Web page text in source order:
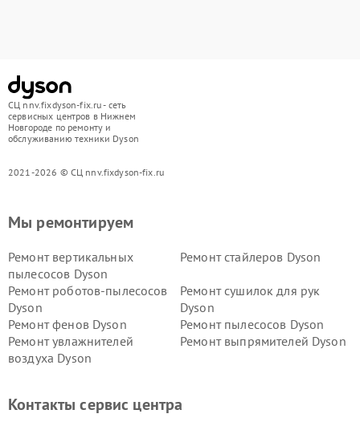
СЦ nnv.fixdyson-fix.ru - сеть
сервисных центров в Нижнем
Новгороде по ремонту и
обслуживанию техники Dyson
2021-2026 © СЦ nnv.fixdyson-fix.ru
Мы ремонтируем
Ремонт вертикальных
пылесосов Dyson
Ремонт стайлеров Dyson
Ремонт роботов-пылесосов
Dyson
Ремонт сушилок для рук
Dyson
Ремонт фенов Dyson
Ремонт пылесосов Dyson
Ремонт увлажнителей
воздуха Dyson
Ремонт выпрямителей Dyson
Контакты сервис центра